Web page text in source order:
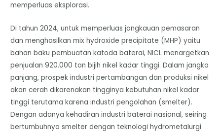
memperluas eksplorasi.
Di tahun 2024, untuk memperluas jangkauan pemasaran
dan menghasilkan mix hydroxide precipitate (MHP) yaitu
bahan baku pembuatan katoda baterai, NICL menargetkan
penjualan 920.000 ton bijih nikel kadar tinggi. Dalam jangka
panjang, prospek industri pertambangan dan produksi nikel
akan cerah dikarenakan tingginya kebutuhan nikel kadar
tinggi terutama karena industri pengolahan (smelter).
Dengan adanya kehadiran industri baterai nasional, seiring
bertumbuhnya smelter dengan teknologi hydrometalurgi